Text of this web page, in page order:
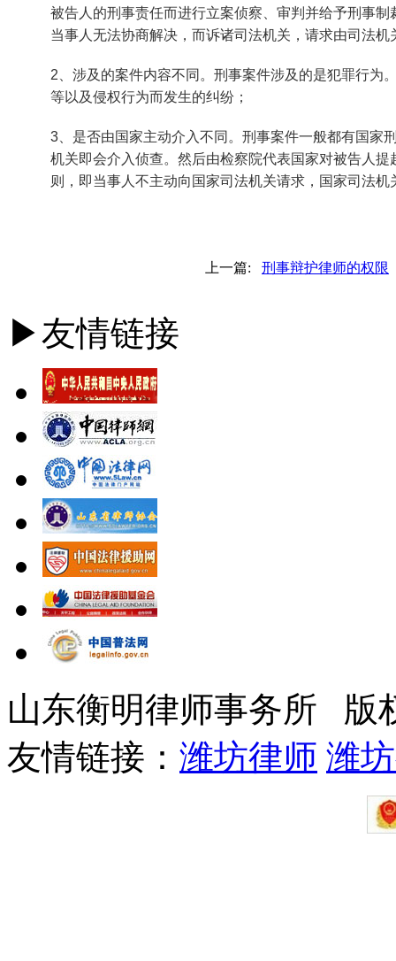
被告人的刑事责任而进行立案侦察、审判并给予刑事
当事人无法协商解决，而诉诸司法机关，请求由司法
2、涉及的案件内容不同。刑事案件涉及的是犯罪行为
等以及侵权行为而发生的纠纷；
3、是否由国家主动介入不同。刑事案件一般都有国家
机关即会介入侦查。然后由检察院代表国家对被告人
则，即当事人不主动向国家司法机关请求，国家司法
上一篇: 刑事辩护律师的权限
▶友情链接
山东衡明律师事务所 版
友情链接： 潍坊律师 潍